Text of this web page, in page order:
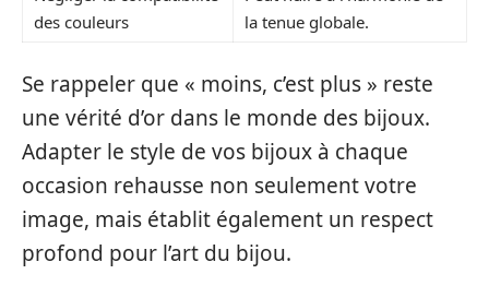
des couleurs
la tenue globale.
Se rappeler que « moins, c’est plus » reste
une vérité d’or dans le monde des bijoux.
Adapter le style de vos bijoux à chaque
occasion rehausse non seulement votre
image, mais établit également un respect
profond pour l’art du bijou.